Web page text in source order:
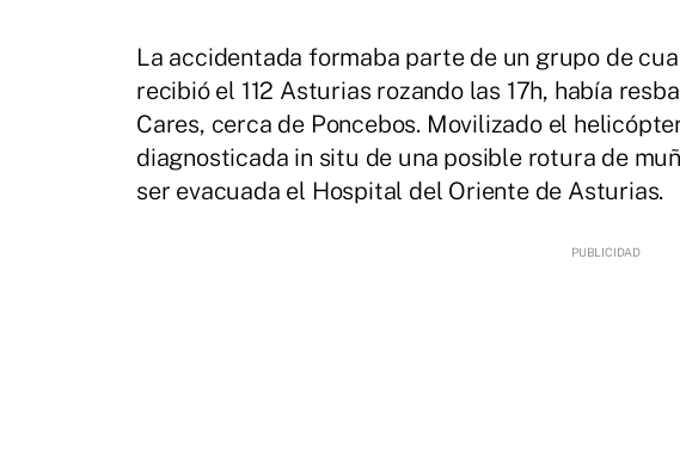
La accidentada formaba parte de un grupo de
recibió el 112 Asturias rozando las 17h, había
Cares, cerca de Poncebos. Movilizado el
diagnosticada in situ de una posible rotura de
ser evacuada el Hospital del Oriente de Asturias.